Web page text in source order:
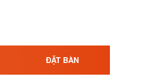
ĐẶT BÀN